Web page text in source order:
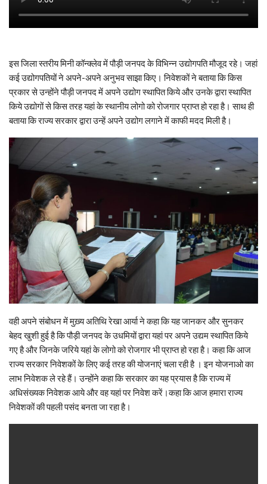
इस जिला स्तरीय मिनी कॉन्क्लेव में पौड़ी जनपद के विभिन्न उद्योगपति मौजूद रहे। जहां
कई उद्योगपतियों ने अपने-अपने अनुभव साझा किए। निवेशकों ने बताया कि किस
प्रकार से उन्होंने पौड़ी जनपद में अपने उद्योग स्थापित किये और उनके द्वारा स्थापित
किये उद्योगों से किस तरह यहां के स्थानीय लोगो को रोजगार प्राप्त हो रहा है। साथ ही
बताया कि राज्य सरकार द्वारा उन्हें अपने उद्योग लगाने में काफी मदद मिली है।
वही अपने संबोधन में मुख़्य अतिथि रेखा आर्या ने कहा कि यह जानकर और सुनकर
बेहद खुशी हुई है कि पौड़ी जनपद के उधमियों द्वारा यहां पर अपने उद्यम स्थापित किये
गए है और जिनके जरिये यहां के लोगो को रोजगार भी प्राप्त हो रहा है। कहा कि आज
राज्य सरकार निवेशकों के लिए कई तरह की योजनाएं चला रही है । इन योजनाओ का
लाभ निवेशक ले रहे हैं। उन्होंने कहा कि सरकार का यह प्रयास है कि राज्य में
अधिसंख्यक निवेशक आये और वह यहां पर निवेश करें।कहा कि आज हमारा राज्य
निवेशकों की पहली पसंद बनता जा रहा है।